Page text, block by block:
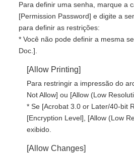
Para definir uma senha, marque a
[Permission Password] e digite a
para definir as restrições:
* Você não pode definir a mesma
Doc.].
[Allow Printing]
Para restringir a impressão do
Not Allow] ou [Allow (Low
* Se [Acrobat 3.0 or Later/40-bit
[Encryption Level], [Allow (Low
exibido.
[Allow Changes]